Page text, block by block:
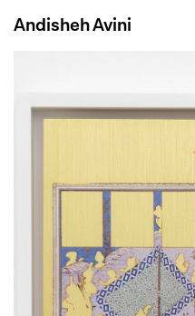
Andisheh Avini